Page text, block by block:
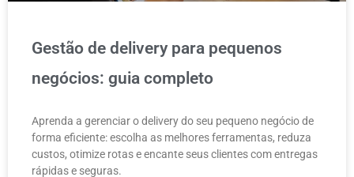
Gestão de delivery para pequenos
negócios: guia completo
Aprenda a gerenciar o delivery do seu pequeno negócio de
forma eficiente: escolha as melhores ferramentas, reduza
custos, otimize rotas e encante seus clientes com entregas
rápidas e seguras.